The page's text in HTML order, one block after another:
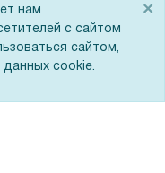
нам
с сайтом
сайтом,
cookie.
×